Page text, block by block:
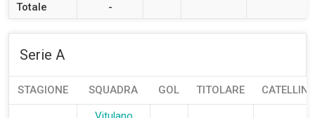
Totale -
Serie A
STAGIONE SQUADRA GOL TITOLARE